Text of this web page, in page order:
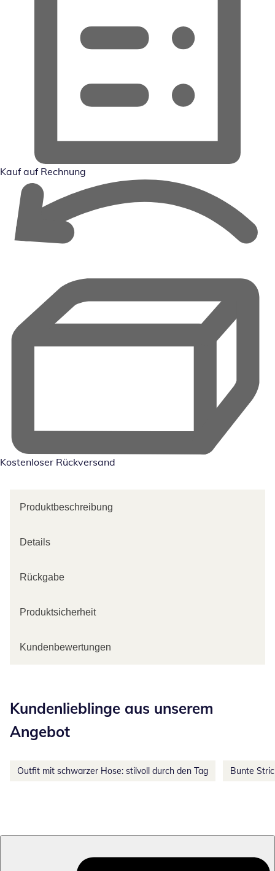
Kauf auf Rechnung
Kostenloser Rückversand
Produktbeschreibung
Details
Rückgabe
Produktsicherheit
Kundenbewertungen
Kundenlieblinge aus unserem
Angebot
Outfit mit schwarzer Hose: stilvoll durch den Tag Bunte